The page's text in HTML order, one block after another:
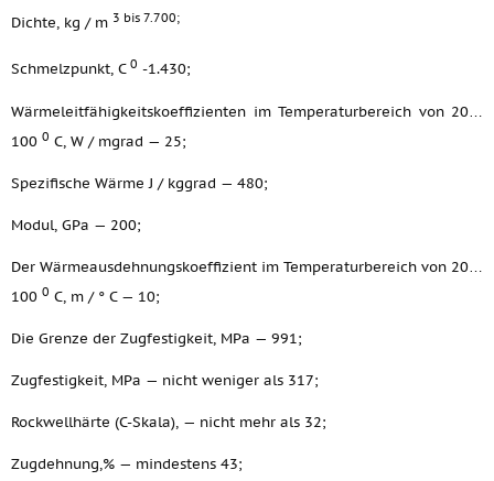
Dichte, kg / m 3 bis 7.700;
Schmelzpunkt, C 0 -1.430;
Wärmeleitfähigkeitskoeffizienten im Temperaturbereich von 20…
100 0 C, W / mgrad — 25;
Spezifische Wärme J / kggrad — 480;
Modul, GPa — 200;
Der Wärmeausdehnungskoeffizient im Temperaturbereich von 20…
100 0 C, m / ° C — 10;
Die Grenze der Zugfestigkeit, MPa — 991;
Zugfestigkeit, MPa — nicht weniger als 317;
Rockwellhärte (C-Skala), — nicht mehr als 32;
Zugdehnung,% — mindestens 43;